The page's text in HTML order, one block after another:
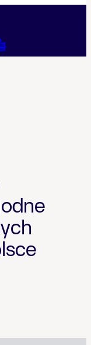
with a sign
Tekst łatwy do